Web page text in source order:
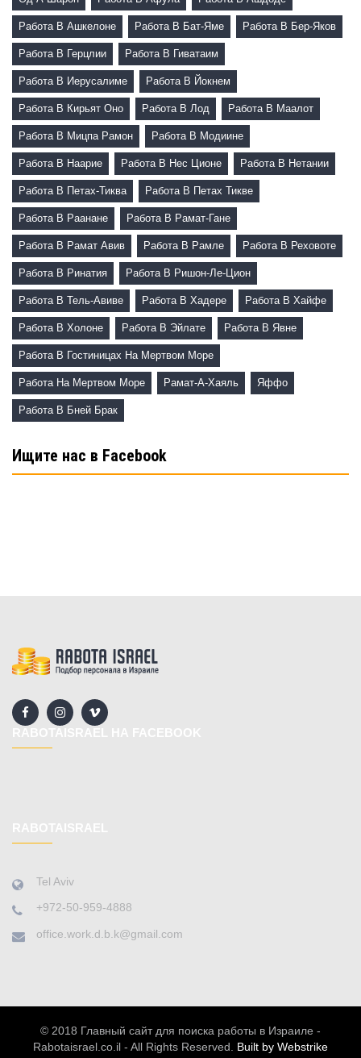
Работа В Ашкелоне Работа В Бат-Яме Работа В Бер-Яков
Работа В Герцлии Работа В Гиватаим
Работа В Иерусалиме Работа В Йокнем
Работа В Кирьят Оно Работа В Лод Работа В Маалот
Работа В Мицпа Рамон Работа В Модиине
Работа В Наарие Работа В Нес Ционе Работа В Нетании
Работа В Петах-Тиква Работа В Петах Тикве
Работа В Раанане Работа В Рамат-Гане
Работа В Рамат Авив Работа В Рамле Работа В Реховоте
Работа В Ринатия Работа В Ришон-Ле-Цион
Работа В Тель-Авиве Работа В Хадере Работа В Хайфе
Работа В Холоне Работа В Эйлате Работа В Явне
Работа В Гостиницах На Мертвом Море
Работа На Мертвом Море Рамат-А-Хаяль Яффо
Работа В Бней Брак
Ищите нас в Facebook
Tel Aviv
+972-50-959-4888
office.work.d.b.k@gmail.com
© 2018 Главный сайт для поиска работы в Израиле -
Rabotaisrael.co.il - All Rights Reserved. Built by Webstrike